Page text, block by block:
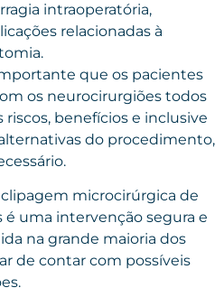
intraoperatória,
relacionadas à
que os pacientes
os neurocirurgiões todos
riscos, benefícios e inclusive
do procedimento,
microcirúrgica de
é uma intervenção segura e
na grande maioria dos
de contar com possíveis